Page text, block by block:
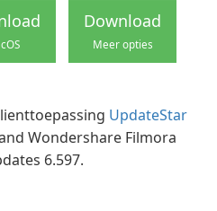
Download
Meer opties
UpdateStar
Wondershare Filmora
6.597.